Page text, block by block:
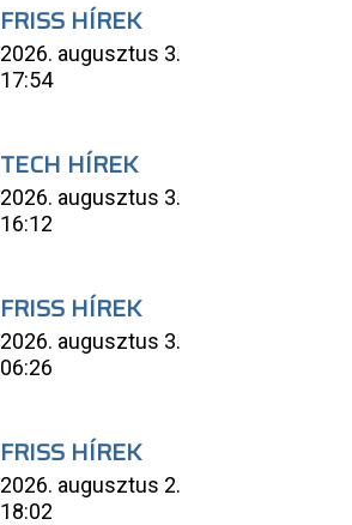
FRISS HÍREK
2026. augusztus 3.
17:54
TECH HÍREK
2026. augusztus 3.
16:12
FRISS HÍREK
2026. augusztus 3.
06:26
FRISS HÍREK
2026. augusztus 2.
18:02